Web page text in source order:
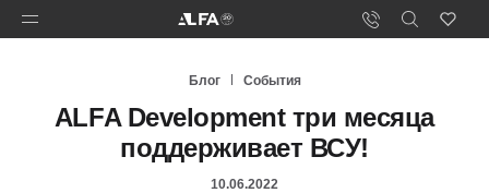
Блог События
ALFA Development три месяца
поддерживает ВСУ!
10.06.2022